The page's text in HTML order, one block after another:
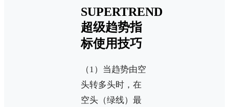
SUPERTREND
超级趋势指
标使用技巧
（1）当趋势由空
头转多头时，在
空头（绿线）最